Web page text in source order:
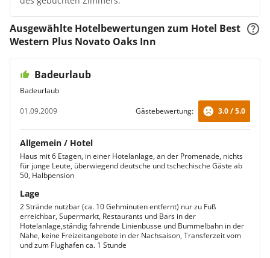
Ausgewählte Hotelbewertungen zum Hotel Best
Western Plus Novato Oaks Inn
Badeurlaub
Badeurlaub
01.09.2009
Gästebewertung: 3.0 / 5.0
Allgemein / Hotel
Haus mit 6 Etagen, in einer Hotelanlage, an der Promenade, nichts
für junge Leute, überwiegend deutsche und tschechische Gäste ab
50, Halbpension
Lage
2 Strände nutzbar (ca. 10 Gehminuten entfernt) nur zu Fuß
erreichbar, Supermarkt, Restaurants und Bars in der
Hotelanlage,ständig fahrende Linienbusse und Bummelbahn in der
Nähe, keine Freizeitangebote in der Nachsaison, Transferzeit vom
und zum Flughafen ca. 1 Stunde